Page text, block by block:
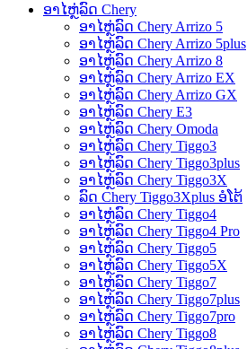
ອາໄຫຼ່ລົດ Chery
ອາໄຫຼ່ລົດ Chery Arrizo 5
ອາໄຫຼ່ລົດ Chery Arrizo 5plus
ອາໄຫຼ່ລົດ Chery Arrizo 8
ອາໄຫຼ່ລົດ Chery Arrizo EX
ອາໄຫຼ່ລົດ Chery Arrizo GX
ອາໄຫຼ່ລົດ Chery E3
ອາໄຫຼ່ລົດ Chery Omoda
ອາໄຫຼ່ລົດ Chery Tiggo3
ອາໄຫຼ່ລົດ Chery Tiggo3plus
ອາໄຫຼ່ລົດ Chery Tiggo3X
ລົດ Chery Tiggo3Xplus ອໍໂຕ້
ອາໄຫຼ່ລົດ Chery Tiggo4
ອາໄຫຼ່ລົດ Chery Tiggo4 Pro
ອາໄຫຼ່ລົດ Chery Tiggo5
ອາໄຫຼ່ລົດ Chery Tiggo5X
ອາໄຫຼ່ລົດ Chery Tiggo7
ອາໄຫຼ່ລົດ Chery Tiggo7plus
ອາໄຫຼ່ລົດ Chery Tiggo7pro
ອາໄຫຼ່ລົດ Chery Tiggo8